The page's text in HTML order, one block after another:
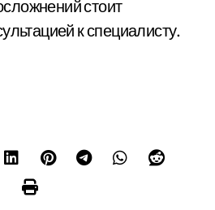
стоит
к специалисту.